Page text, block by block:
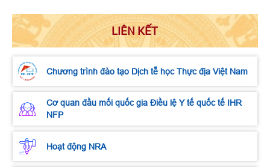
LIÊN KẾT
Chương trình đào tạo Dịch tễ học Thực địa Việt Nam
Cơ quan đầu mối quốc gia Điều lệ Y tế quốc tế IHR
NFP
Hoạt động NRA